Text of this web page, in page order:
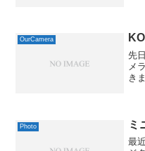
う
OurCamera
先
メ
き
Photo ミ
最